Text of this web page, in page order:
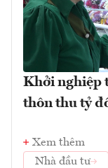
Khởi nghiệp
thôn thu tỷ
Xem thêm
Nhà đầu tư